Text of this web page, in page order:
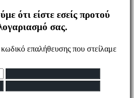
ότι είστε εσείς προτού
σας.
επαλήθευσης που στείλαμε